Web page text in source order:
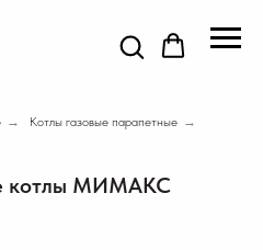
→ Котлы газовые парапетные →
котлы МИМАКС